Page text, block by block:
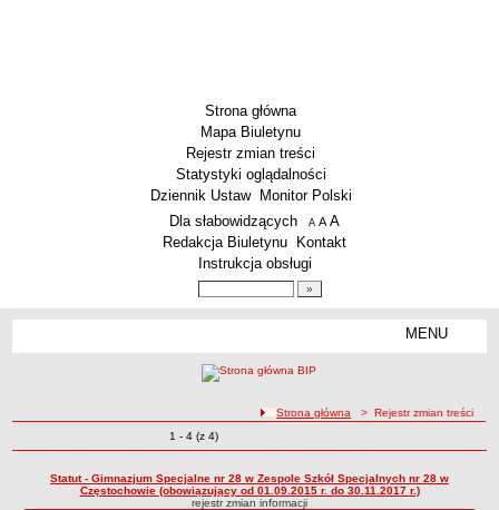
Strona główna
Mapa Biuletynu
Rejestr zmian treści
Statystyki oglądalności
Dziennik Ustaw
Monitor Polski
Menu dodatkowe
Dla słabowidzących A pomniejsz czcionkę
A standardowy rozmiar czcionki
A
Redakcja Biuletynu
Kontakt
Instrukcja obsługi
MENU
Techniczne Zakłady Naukowe
PRZEDSZKOLA
ścieżka nawigacji
Strona główna > Rejestr zmian treści
Zmiany o pozycjach
1 - 4 (z 4)
Statut - Gimnazjum Specjalne nr 28 w Zespole Szkół Specjalnych nr 28 w
Częstochowie (obowiązujący od 01.09.2015 r. do 30.11.2017 r.)
rejestr zmian informacji